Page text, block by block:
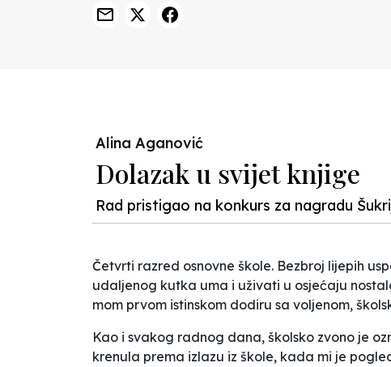
Alina Aganović
Dolazak u svijet knjige
Rad pristigao na konkurs za nagradu
Četvrti razred osnovne škole. Bezbroj lijepih
udaljenog kutka uma i uživati u osjećaju
mom prvom istinskom dodiru sa voljenom,
Kao i svakog radnog dana, školsko zvono je
krenula prema izlazu iz škole, kada mi je